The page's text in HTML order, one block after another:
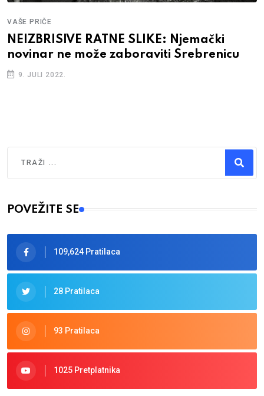
VAŠE PRIČE
NEIZBRISIVE RATNE SLIKE: Njemački
novinar ne može zaboraviti Srebrenicu
9. JULI 2022.
Type 2 or more characters for results.
POVEŽITE SE
109,624 Pratilaca
28 Pratilaca
93 Pratilaca
1025 Pretplatnika